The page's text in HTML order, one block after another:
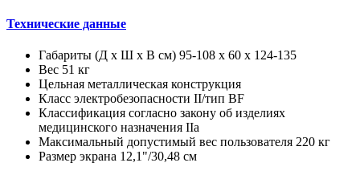
Технические данные
Габариты (Д х Ш х В см) 95-108 x 60 x 124-135
Вес 51 кг
Цельная металлическая конструкция
Класс электробезопасности II/тип BF
Классификация согласно закону об изделиях
медицинского назначения IIa
Максимальный допустимый вес пользователя 220 кг
Размер экрана 12,1"/30,48 см